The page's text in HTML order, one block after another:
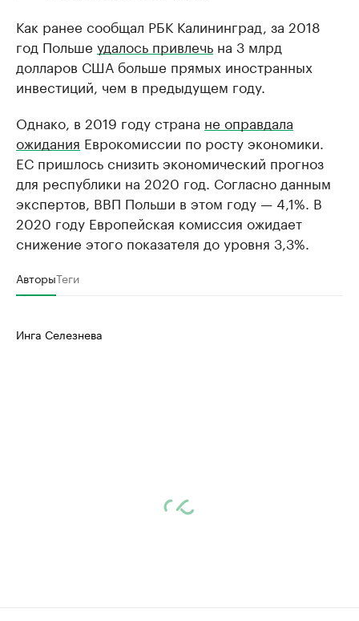
Как ранее сообщал РБК Калининград, за 2018
год Польше удалось привлечь на 3 млрд
долларов США больше прямых иностранных
инвестиций, чем в предыдущем году.
Однако, в 2019 году страна не оправдала
ожидания Еврокомиссии по росту экономики.
ЕС пришлось снизить экономический прогноз
для республики на 2020 год. Согласно данным
экспертов, ВВП Польши в этом году — 4,1%. В
2020 году Европейская комиссия ожидает
снижение этого показателя до уровня 3,3%.
АвторыТеги
Инга Селезнева